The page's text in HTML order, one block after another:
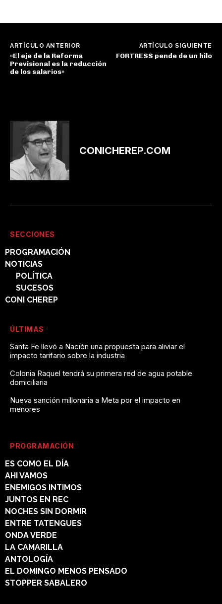
ARTÍCULO ANTERIOR
«El eje de la Reforma
Previsional es la reducción
de los salarios»
ARTÍCULO SIGUIENTE
FORTRESS pende de un hilo
CONICHEREP.COM
SECCIONES
PROGRAMACIÓN
NOTICIAS
POLÍTICA
SUCESOS
CONI CHEREP
ÚLTIMAS
Santa Fe llevó a Nación una propuesta para aliviar el
impacto tarifario sobre la industria
Colonia Raquel tendrá su primera red de agua potable
domiciliaria
Nueva sanción millonaria a Meta por el impacto en
menores
PROGRAMACIÓN
ES COMO EL DÍA
AHI VAMOS
ENEMIGOS INTIMOS
JUNTOS EN REC
NOCHES SIN DORMIR
ENTRE TATENGUES
ONDA VERDE
LA CAMARILLA
ANTOLOGÍA
EL DOMINGO MENOS PENSADO
STOPPER SABALERO